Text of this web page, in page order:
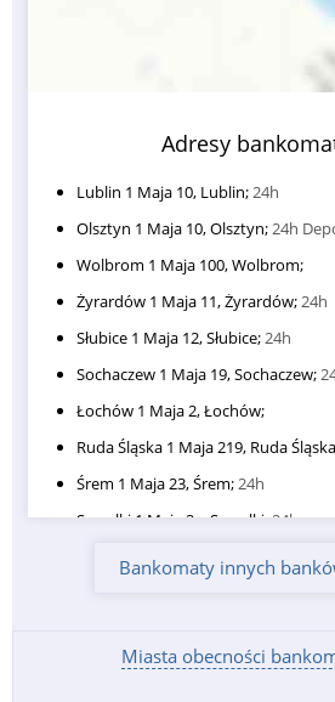
Adresy
Lublin 1 Maja 10, Lublin;24h
Olsztyn 1 Maja 10, Olsztyn;24h
Wolbrom 1 Maja 100, Wolbrom;
Żyrardów 1 Maja 11, Żyrardów;24h
Słubice 1 Maja 12, Słubice;24h
Sochaczew 1 Maja 19, Sochaczew;
Łochów 1 Maja 2, Łochów;
Ruda Śląska 1 Maja 219, Ruda
Śrem 1 Maja 23, Śrem;24h
Suwałki 1 Maja 2a, Suwałki;24h.
Opole 1 Maja 4, Opole;
24h
Nowa Sarzyna 1 Maja 7, Nowa
Bankomaty innych
Miasta obecności